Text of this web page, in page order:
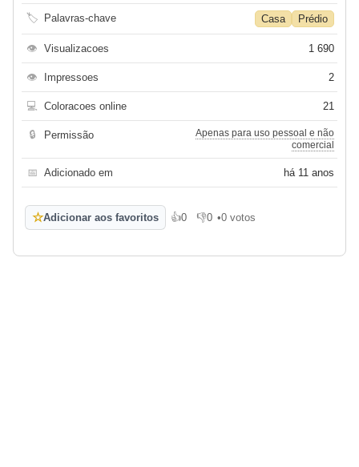
🏷 Palavras-chave Casa Prédio
👁 Visualizacoes 1 690
👁 Impressoes 2
💻 Coloracoes online 21
🔒 Permissão
Apenas para uso pessoal e não
comercial
📅 Adicionado em há 11 anos
☆Adicionar aos favoritos 👍0
Gosto 👎0
Não gosto
•0 votos